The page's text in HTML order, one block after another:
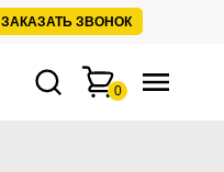
ЗАКАЗАТЬ ЗВОНОК
0